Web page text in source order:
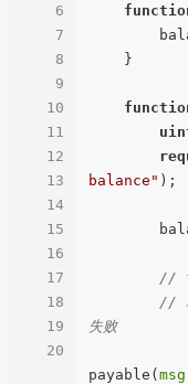
6
7
8
9
10
11
12
13
14
15
16
17
18
19
20
balance" );
//
//
失败
payable( msg